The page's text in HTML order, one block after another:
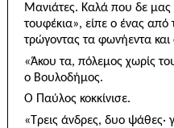
Μανιάτες. Καλά που δε
τουφέκια», είπε ο ένας από
τρώγοντας τα φω­νήεντα και
«Άκου τα, πόλεμος χωρίς
ο Βουλοδήμος.
Ο Παύλος κοκκίνισε.
«Τρεις άνδρες, δυο ψάθες·